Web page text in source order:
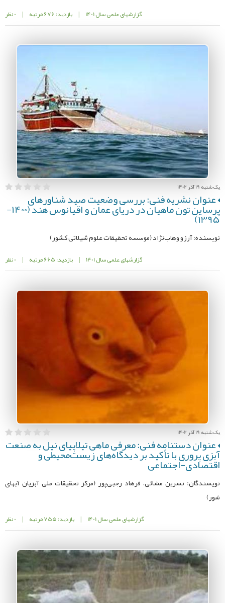
گزارشهای علمی سال 1401 | بازدید: 676 مرتبه | 0 نظر
یک شنبه 19 آذر 1402
عنوان نشریه فنی: بررسی وضعیت صید شناورهای پرساین تون ماهیان در دریای عمان و اقیانوس هند (1400- 1395)
نویسنده: آرزو وهاب‌نژاد (موسسه تحقیقات علوم شیلاتی کشور)
گزارشهای علمی سال 1401 | بازدید: 665 مرتبه | 0 نظر
یک شنبه 19 آذر 1402
عنوان دستنامه فنی: معرفی ماهی تیلاپیای نیل به صنعت
آبزی پروری با تأکید بر دیدگاه‌های زیست‌محیطی و
اقتصادی-اجتماعی
نویسندگان: نسرین مشائی، فرهاد رجبی‌پور (مرکز تحقیقات ملی آبزیان آبهای
شور)
گزارشهای علمی سال 1401 | بازدید: 755 مرتبه | 0 نظر